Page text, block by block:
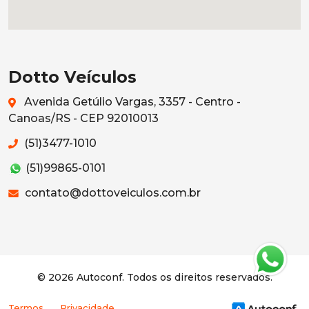
Dotto Veículos
Avenida Getúlio Vargas, 3357 - Centro -
Canoas/RS - CEP 92010013
(51)3477-1010
(51)99865-0101
contato@dottoveiculos.com.br
© 2026 Autoconf. Todos os direitos reservados.